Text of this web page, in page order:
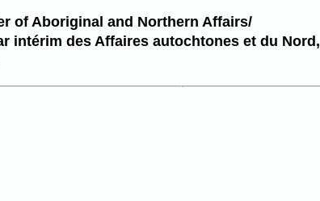
of Aboriginal and Northern Affairs/
intérim des Affaires autochtones et du Nord,